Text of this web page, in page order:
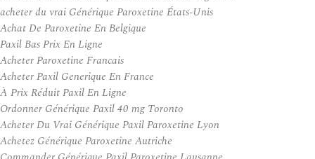
acheter du vrai Générique Paroxetine États-Unis
Achat De Paroxetine En Belgique
Paxil Bas Prix En Ligne
Acheter Paroxetine Francais
Acheter Paxil Generique En France
À Prix Réduit Paxil En Ligne
Ordonner Générique Paxil 40 mg Toronto
Acheter Du Vrai Générique Paxil Paroxetine Lyon
Achetez Générique Paroxetine Autriche